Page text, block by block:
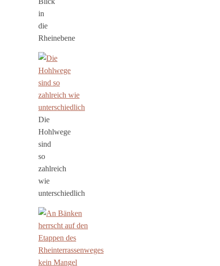
in
die
Rheinebene
Die
Hohlwege
sind
so
zahlreich
wie
unterschiedlich